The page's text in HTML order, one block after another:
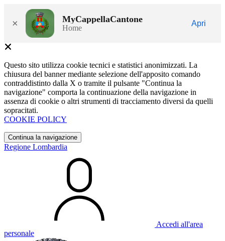
× MyCappellaCantone
Home
Apri
Questo sito utilizza cookie tecnici e statistici anonimizzati. La
chiusura del banner mediante selezione dell'apposito comando
contraddistinto dalla X o tramite il pulsante "Continua la
navigazione" comporta la continuazione della navigazione in
assenza di cookie o altri strumenti di tracciamento diversi da quelli
sopracitati.
COOKIE POLICY
Continua la navigazione
Regione Lombardia
Accedi all'area
personale